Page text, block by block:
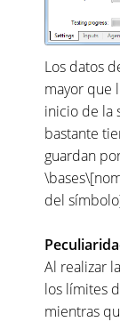
Los datos
mayor que
inicio de la
bastante
guardan
del
Al realizar
los límites
mientras